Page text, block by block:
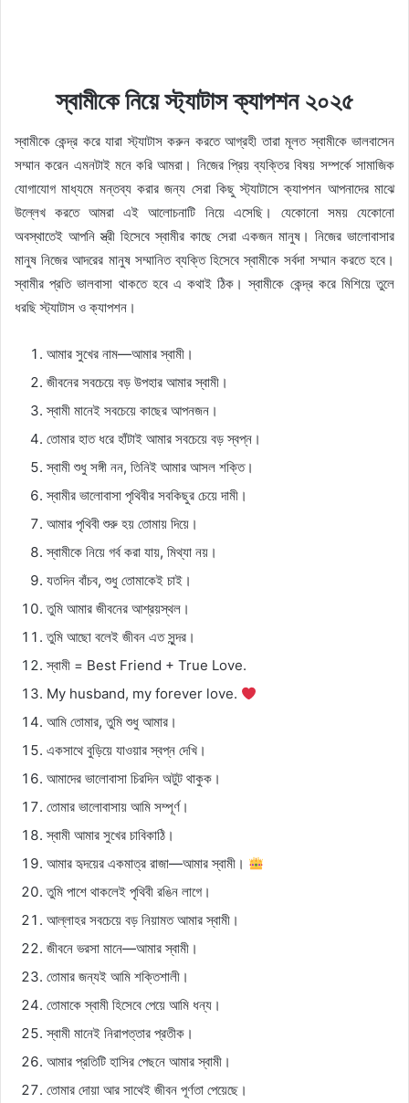
স্বামীকে নিয়ে স্ট্যাটাস ক্যাপশন ২০২৫
স্বামীকে কেন্দ্র করে যারা স্ট্যাটাস করুন করতে আগ্রহী তারা মূলত স্বামীকে ভালবাসেন
সম্মান করেন এমনটাই মনে করি আমরা। নিজের প্রিয় ব্যক্তির বিষয় সম্পর্কে সামাজিক
যোগাযোগ মাধ্যমে মন্তব্য করার জন্য সেরা কিছু স্ট্যাটাসে ক্যাপশন আপনাদের মাঝে
উল্লেখ করতে আমরা এই আলোচনাটি নিয়ে এসেছি। যেকোনো সময় যেকোনো
অবস্থাতেই আপনি স্ত্রী হিসেবে স্বামীর কাছে সেরা একজন মানুষ। নিজের ভালোবাসার
মানুষ নিজের আদরের মানুষ সম্মানিত ব্যক্তি হিসেবে স্বামীকে সর্বদা সম্মান করতে হবে।
স্বামীর প্রতি ভালবাসা থাকতে হবে এ কথাই ঠিক। স্বামীকে কেন্দ্র করে মিশিয়ে তুলে
ধরছি স্ট্যাটাস ও ক্যাপশন।
আমার সুখের নাম—আমার স্বামী।
জীবনের সবচেয়ে বড় উপহার আমার স্বামী।
স্বামী মানেই সবচেয়ে কাছের আপনজন।
তোমার হাত ধরে হাঁটাই আমার সবচেয়ে বড় স্বপ্ন।
স্বামী শুধু সঙ্গী নন, তিনিই আমার আসল শক্তি।
স্বামীর ভালোবাসা পৃথিবীর সবকিছুর চেয়ে দামী।
আমার পৃথিবী শুরু হয় তোমায় দিয়ে।
স্বামীকে নিয়ে গর্ব করা যায়, মিথ্যা নয়।
যতদিন বাঁচব, শুধু তোমাকেই চাই।
তুমি আমার জীবনের আশ্রয়স্থল।
তুমি আছো বলেই জীবন এত সুন্দর।
স্বামী = Best Friend + True Love.
My husband, my forever love.
আমি তোমার, তুমি শুধু আমার।
একসাথে বুড়িয়ে যাওয়ার স্বপ্ন দেখি।
আমাদের ভালোবাসা চিরদিন অটুট থাকুক।
তোমার ভালোবাসায় আমি সম্পূর্ণ।
স্বামী আমার সুখের চাবিকাঠি।
আমার হৃদয়ের একমাত্র রাজা—আমার স্বামী।
তুমি পাশে থাকলেই পৃথিবী রঙিন লাগে।
আল্লাহর সবচেয়ে বড় নিয়ামত আমার স্বামী।
জীবনে ভরসা মানে—আমার স্বামী।
তোমার জন্যই আমি শক্তিশালী।
তোমাকে স্বামী হিসেবে পেয়ে আমি ধন্য।
স্বামী মানেই নিরাপত্তার প্রতীক।
আমার প্রতিটি হাসির পেছনে আমার স্বামী।
তোমার দোয়া আর সাথেই জীবন পূর্ণতা পেয়েছে।